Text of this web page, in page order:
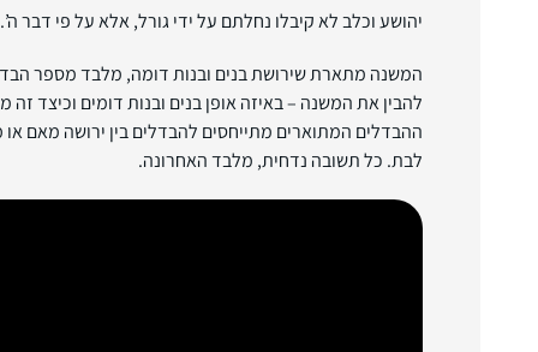
יהושע וכלב לא קיבלו נחלתם על ידי גורל, אלא על פי דבר
המשנה מתארת שירושת בנים ובנות דומה, מלבד מספר
להבין את המשנה – באיזה אופן בנים ובנות דומים וכיצד
ההבדלים המתוארים מתייחסים להבדלים בין ירושה מאם או
לבת. כל תשובה נדחית, מלבד האחרונה.